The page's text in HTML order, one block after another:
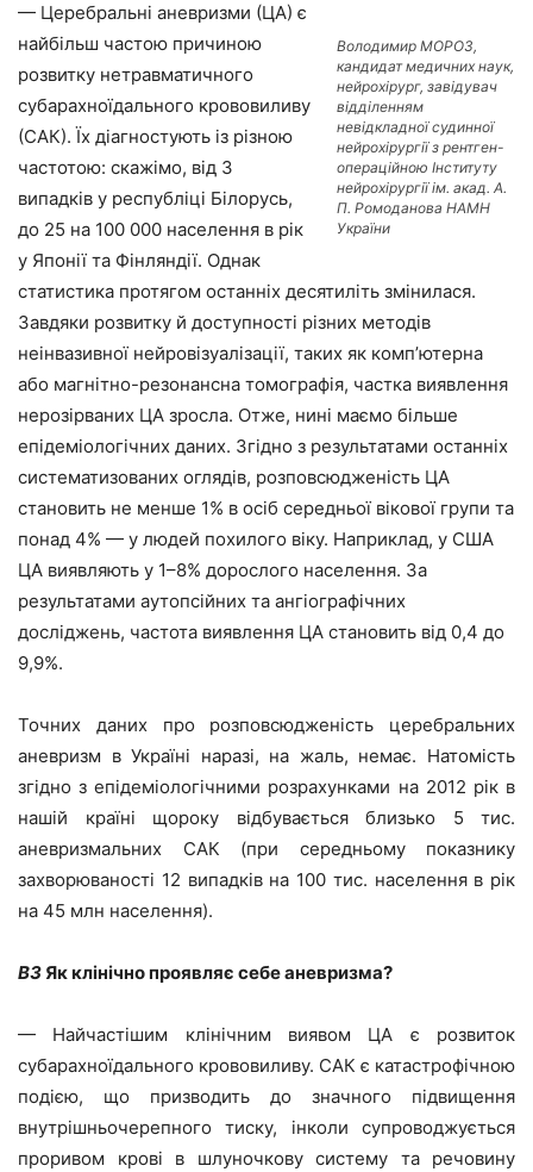
Володимир МОРОЗ,
кандидат медичних наук,
нейрохірург, завідувач
відділенням
невідкладної судинної
нейрохірургії з рентген-
операційною Інституту
нейрохірургії ім. акад. А.
П. Ромоданова НАМН
України
— Церебральні аневризми (ЦА) є
найбільш частою причиною
розвитку нетравматичного
субарахноїдального крововиливу
(САК). Їх діагностують із різною
частотою: скажімо, від 3
випадків у республіці Білорусь,
до 25 на 100 000 населення в рік
у Японії та Фінляндії. Однак
статистика протягом останніх десятиліть змінилася.
Завдяки розвитку й доступності різних методів
неінвазивної нейровізуалізації, таких як комп’ютерна
або магнітно-резонансна томографія, частка виявлення
нерозірваних ЦА зросла. Отже, нині маємо більше
епідеміологічних даних. Згідно з результатами останніх
систематизованих оглядів, розповсюдженість ЦА
становить не менше 1% в осіб середньої вікової групи та
понад 4% — у людей похилого віку. Наприклад, у США
ЦА виявляють у 1–8% дорослого населення. За
результатами аутопсійних та ангіографічних
досліджень, частота виявлення ЦА становить від 0,4 до
9,9%.
Точних даних про розповсюдженість церебральних
аневризм в Україні наразі, на жаль, немає. Натомість
згідно з епідеміологічними розрахунками на 2012 рік в
нашій країні щороку відбувається близько 5 тис.
аневризмальних САК (при середньому показнику
захворюваності 12 випадків на 100 тис. населення в рік
на 45 млн населення).
ВЗ Як клінічно проявляє себе аневризма?
— Найчастішим клінічним виявом ЦА є розвиток
субарахноїдального крововиливу. САК є катастрофічною
подією, що призводить до значного підвищення
внутрішньочерепного тиску, інколи супроводжується
проривом крові в шлуночкову систему та речовину